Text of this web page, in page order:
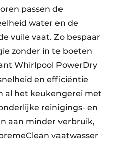
passen de
water en de
vuile vaat. Zo bespaar
zonder in te boeten
Whirlpool PowerDry
en efficiëntie
al het keukengerei met
reinigings- en
aan minder verbruik,
vaatwasser